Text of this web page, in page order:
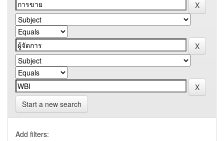
Start a new search
Add filters: